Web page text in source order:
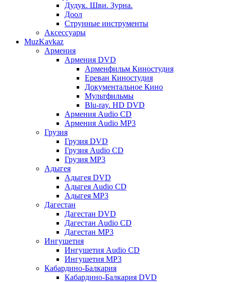
Дудук. Шви. Зурна.
Доол
Струнные инструменты
Аксессуары
MuzKavkaz
Армения
Армения DVD
Арменфильм Киностудия
Ереван Киностудия
Документальное Кино
Мультфильмы
Blu-ray. HD DVD
Армения Audio CD
Армения Audio MP3
Грузия
Грузия DVD
Грузия Audio CD
Грузия MP3
Адыгея
Адыгея DVD
Адыгея Audio CD
Адыгея MP3
Дагестан
Дагестан DVD
Дагестан Audio CD
Дагестан MP3
Ингушетия
Ингушетия Audio CD
Ингушетия MP3
Кабардино-Балкария
Кабардино-Балкария DVD